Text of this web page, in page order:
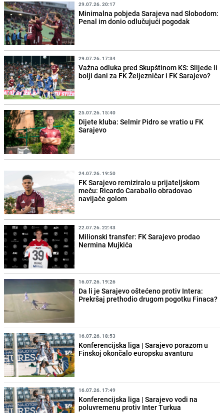
29.07.26. 20:17
Minimalna pobjeda Sarajeva nad Slobodom:
Penal im donio odlučujući pogodak
29.07.26. 17:34
Važna odluka pred Skupštinom KS: Slijede li
bolji dani za FK Željezničar i FK Sarajevo?
25.07.26. 15:40
Dijete kluba: Selmir Pidro se vratio u FK
Sarajevo
24.07.26. 19:50
FK Sarajevo remiziralo u prijateljskom
meču: Ricardo Caraballo obradovao
navijače golom
22.07.26. 22:43
Milionski transfer: FK Sarajevo prodao
Nermina Mujkića
16.07.26. 19:26
Da li je Sarajevo oštećeno protiv Intera:
Prekršaj prethodio drugom pogotku Finaca?
16.07.26. 18:53
Konferencijska liga | Sarajevo porazom u
Finskoj okončalo europsku avanturu
16.07.26. 17:49
Konferencijska liga | Sarajevo vodi na
poluvremenu protiv Inter Turkua